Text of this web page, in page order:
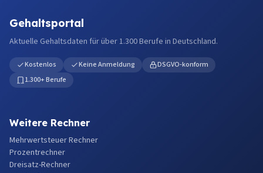
Gehaltsportal
Aktuelle Gehaltsdaten für über 1.300 Berufe in Deutschland.
Kostenlos Keine Anmeldung
DSGVO-konform
1.300+ Berufe
Weitere Rechner
Mehrwertsteuer Rechner
Prozentrechner
Dreisatz-Rechner